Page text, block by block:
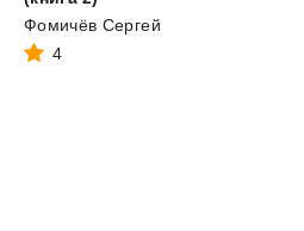
Фомичёв Сергей
4